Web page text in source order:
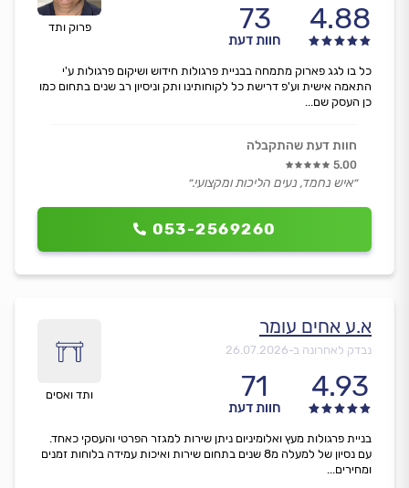
פרוק ותד 4.88
73
חוות דעת
053-2569260
כל בו לגג פארוק מתמחה בבניית פרגולות חידוש ושיקום פרגולות ע'י
התאמה אישית וע'פ דרישת כל לקוחותינו ותק וניסיון רב שנים בתחום כמו
כן העסק שם...
חוות דעת שהתקבלה
5.00
״איש נחמד, נעים הליכות ומקצועי.״
ותד ואסים
א.ע אחים עומר
נבדק לאחרונה ב-26.07.2026
4.93
71
חוות דעת
בניית פרגולות מעץ ואלומיניום ניתן שירות למגזר הפרטי והעסקי כאחד.
עם נסיון של למעלה מ8 שנים בתחום שירות ואיכות עמידה בלוחות זמנים
ומחירים...